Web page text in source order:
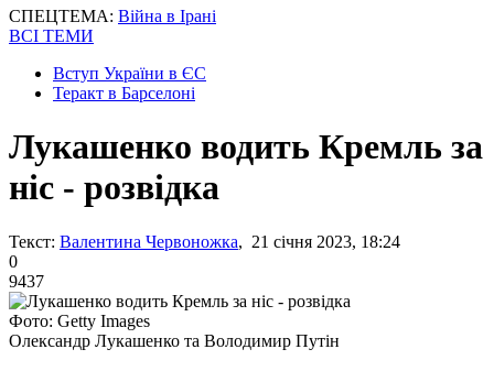
СПЕЦТЕМА: Війна в Ірані
ВСІ ТЕМИ
Вступ України в ЄС
Теракт в Барселоні
Лукашенко водить Кремль за
ніс - розвідка
Текст: Валентина Червоножка, 21 січня 2023, 18:24
0
9437
Фото: Getty Images
Олександр Лукашенко та Володимир Путін